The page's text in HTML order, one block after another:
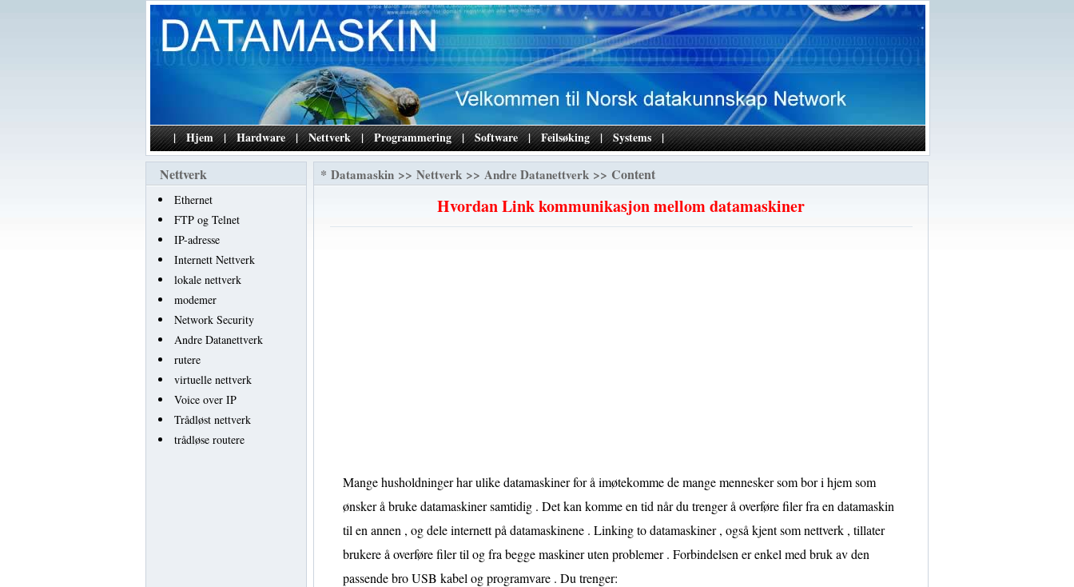
| Hjem | Hardware | Nettverk | Programmering | Software | Feilsøking | Systems |
Nettverk
Ethernet
FTP og Telnet
IP-adresse
Internett Nettverk
lokale nettverk
modemer
Network Security
Andre Datanettverk
rutere
virtuelle nettverk
Voice over IP
Trådløst nettverk
trådløse routere
* Datamaskin >> Nettverk >> Andre Datanettverk >> Content
Hvordan Link kommunikasjon mellom datamaskiner
Mange husholdninger har ulike datamaskiner for å imøtekomme de mange mennesker som bor i hjem som
ønsker å bruke datamaskiner samtidig . Det kan komme en tid når du trenger å overføre filer fra en datamaskin
til en annen , og dele internett på datamaskinene . Linking to datamaskiner , også kjent som nettverk , tillater
brukere å overføre filer til og fra begge maskiner uten problemer . Forbindelsen er enkel med bruk av den
passende bro USB kabel og programvare . Du trenger: